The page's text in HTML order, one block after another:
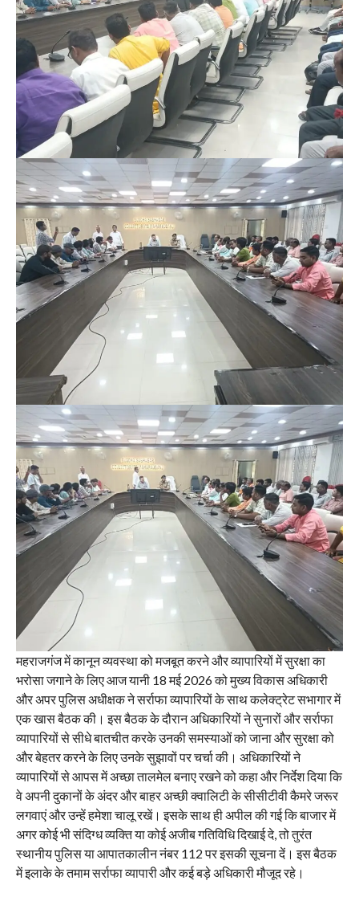
महराजगंज में कानून व्यवस्था को मजबूत करने और व्यापारियों में सुरक्षा का
भरोसा जगाने के लिए आज यानी 18 मई 2026 को मुख्य विकास अधिकारी
और अपर पुलिस अधीक्षक ने सर्राफा व्यापारियों के साथ कलेक्ट्रेट सभागार में
एक खास बैठक की। इस बैठक के दौरान अधिकारियों ने सुनारों और सर्राफा
व्यापारियों से सीधे बातचीत करके उनकी समस्याओं को जाना और सुरक्षा को
और बेहतर करने के लिए उनके सुझावों पर चर्चा की। अधिकारियों ने
व्यापारियों से आपस में अच्छा तालमेल बनाए रखने को कहा और निर्देश दिया कि
वे अपनी दुकानों के अंदर और बाहर अच्छी क्वालिटी के सीसीटीवी कैमरे जरूर
लगवाएं और उन्हें हमेशा चालू रखें। इसके साथ ही अपील की गई कि बाजार में
अगर कोई भी संदिग्ध व्यक्ति या कोई अजीब गतिविधि दिखाई दे, तो तुरंत
स्थानीय पुलिस या आपातकालीन नंबर 112 पर इसकी सूचना दें। इस बैठक
में इलाके के तमाम सर्राफा व्यापारी और कई बड़े अधिकारी मौजूद रहे।